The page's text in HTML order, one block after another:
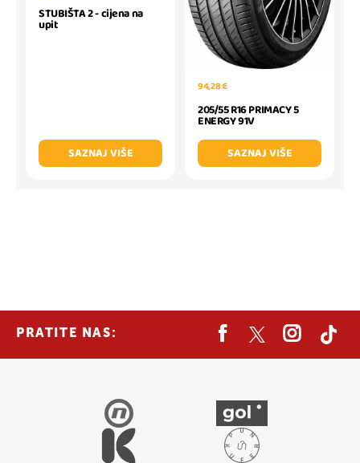
STUBIŠTA 2 - cijena na
upit
SAZNAJ VIŠE
94,28 €
205/55 R16 PRIMACY 5
ENERGY 91V
SAZNAJ VIŠE
PRATITE NAS: